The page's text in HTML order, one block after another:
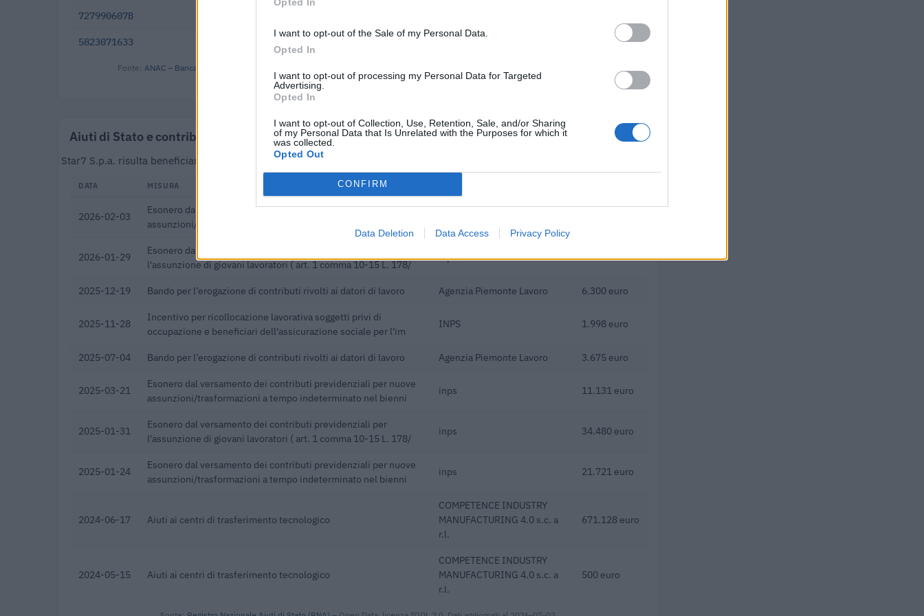
I want to opt-out of the Sale of my Personal Data.
Opted In
I want to opt-out of processing my Personal Data for Targeted
Advertising.
Opted In
I want to opt-out of Collection, Use, Retention, Sale, and/or Sharing
of my Personal Data that Is Unrelated with the Purposes for which it
was collected.
Opted Out
CONFIRM
Data Deletion Data Access Privacy Policy
727990607B
5823071633 200.000 euro
Fonte: ANAC – Banca Dati Nazionale Contratti Pubblici
Aiuti di Stato e contributi pubblici
Star7 S.p.a. risulta beneficiaria di 24 aiuti o contributi pubblici per un totale di 14.605.316 euro (2020–2026).
DATA MISURA
2026-02-03
Esonero dal versamento dei contributi previdenziali per nuove
assunzioni/trasformazioni a tempo indeterminato nel bienni
2026-01-29
Esonero dal versamento dei contributi previdenziali per
l'assunzione di giovani lavoratori ( art. 1 comma 10-15 L. 178/
inps 287.549 euro
2025-12-19 Bando per l’erogazione di contributi rivolti ai datori di lavoro Agenzia Piemonte Lavoro 6.300 euro
2025-11-28
Incentivo per ricollocazione lavorativa soggetti privi di
occupazione e beneficiari dell'assicurazione sociale per l'im
INPS 1.998 euro
2025-07-04 Bando per l’erogazione di contributi rivolti ai datori di lavoro Agenzia Piemonte Lavoro 3.675 euro
2025-03-21
Esonero dal versamento dei contributi previdenziali per nuove
assunzioni/trasformazioni a tempo indeterminato nel bienni
inps 11.131 euro
2025-01-31
Esonero dal versamento dei contributi previdenziali per
l'assunzione di giovani lavoratori ( art. 1 comma 10-15 L. 178/
inps 34.480 euro
2025-01-24
Esonero dal versamento dei contributi previdenziali per nuove
assunzioni/trasformazioni a tempo indeterminato nel bienni
inps 21.721 euro
2024-06-17 Aiuti ai centri di trasferimento tecnologico
COMPETENCE INDUSTRY
MANUFACTURING 4.0 s.c. a
r.l.
671.128 euro
2024-05-15 Aiuti ai centri di trasferimento tecnologico
COMPETENCE INDUSTRY
MANUFACTURING 4.0 s.c. a
r.l.
500 euro